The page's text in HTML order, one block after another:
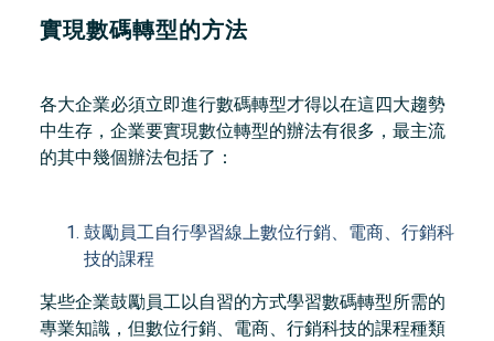
實現數碼轉型的方法
各大企業必須立即進行數碼轉型才得以在這四大趨勢
中生存，企業要實現數位轉型的辦法有很多，最主流
的其中幾個辦法包括了：
鼓勵員工自行學習線上數位行銷、電商、行銷科
技的課程
某些企業鼓勵員工以自習的方式學習數碼轉型所需的
專業知識，但數位行銷、電商、行銷科技的課程種類